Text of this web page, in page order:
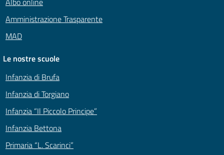
Amministrazione Trasparente
MAD
Le nostre scuole
Infanzia di Brufa
Infanzia di Torgiano
Infanzia “Il Piccolo Principe”
Infanzia Bettona
Primaria “L. Scarinci”